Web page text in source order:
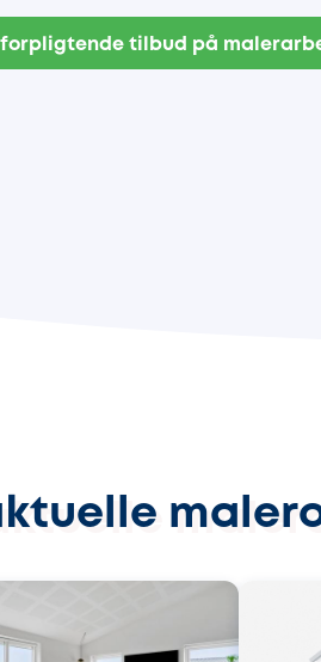
tilbud på